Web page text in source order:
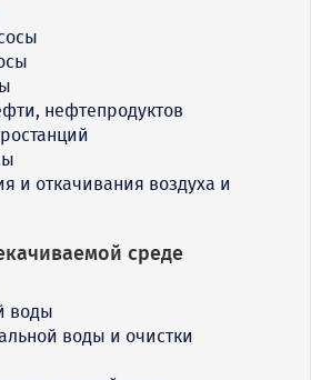
нефтепродуктов
и откачивания воздуха и
среде
воды
воды и очистки